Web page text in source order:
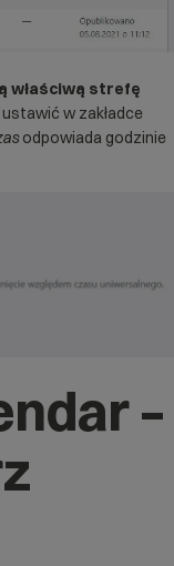
właściwą strefę
w zakładce
odpowiada godzinie
–